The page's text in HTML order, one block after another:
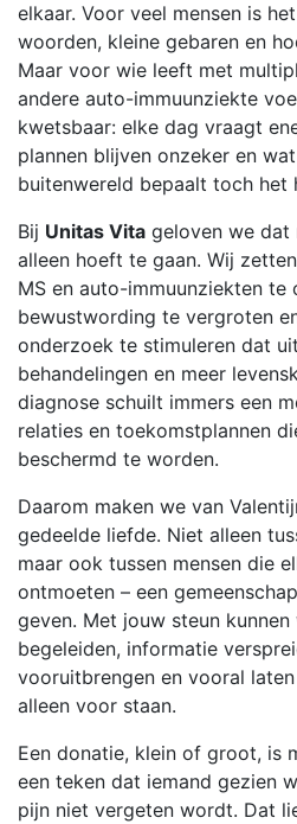
elkaar. Voor veel mensen is
woorden, kleine gebaren en
Maar voor wie leeft met
andere auto-immuunziekte
kwetsbaar: elke dag vraagt
plannen blijven onzeker en
buitenwereld bepaalt toch het
Bij Unitas Vita geloven we dat
alleen hoeft te gaan. Wij
MS en auto-immuunziekten te
bewustwording te vergroten
onderzoek te stimuleren dat
behandelingen en meer
diagnose schuilt immers een
relaties en toekomstplannen
beschermd te worden.
Daarom maken we van
gedeelde liefde. Niet alleen
maar ook tussen mensen die
ontmoeten – een
geven. Met jouw steun
begeleiden, informatie
vooruitbrengen en vooral
alleen voor staan.
Een donatie, klein of groot, is
een teken dat iemand gezien
pijn niet vergeten wordt. Dat